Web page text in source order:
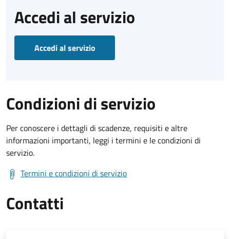
Accedi al servizio
Accedi al servizio
Condizioni di servizio
Per conoscere i dettagli di scadenze, requisiti e altre
informazioni importanti, leggi i termini e le condizioni di
servizio.
Termini e condizioni di servizio
Contatti